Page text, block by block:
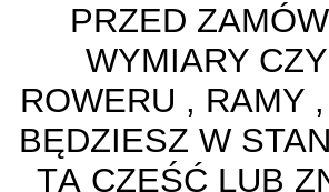
PRZED
WYMIARY
ROWERU , RAMY
BĘDZIESZ W
TĄ CZĘŚĆ LUB